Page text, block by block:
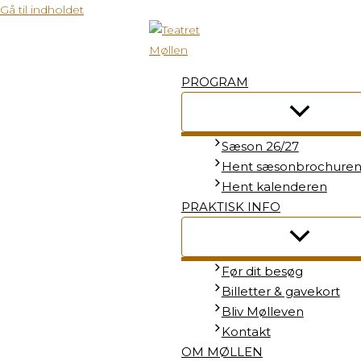
Gå til indholdet
PROGRAM
Sæson 26/27
Hent sæsonbrochuren
Hent kalenderen
PRAKTISK INFO
Før dit besøg
Billetter & gavekort
Bliv Mølleven
Kontakt
OM MØLLEN